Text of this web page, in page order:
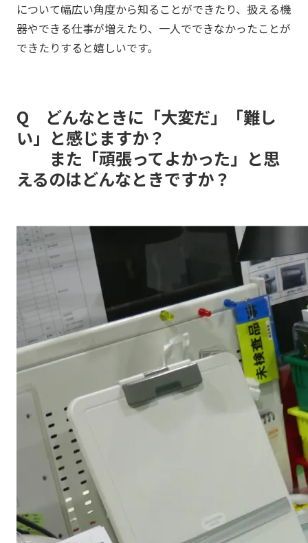
について幅広い角度から知ることができたり、扱える機
器やできる仕事が増えたり、一人でできなかったことが
できたりすると嬉しいです。
Q どんなときに「大変だ」「難し
い」と感じますか？
また「頑張ってよかった」と思
えるのはどんなときですか？